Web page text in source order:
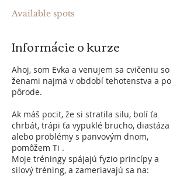
Available spots
Informácie o kurze
Ahoj, som Evka a venujem sa cvičeniu so
ženami najmä v období tehotenstva a po
pôrode.
Ak máš pocit, že si stratila silu, bolí ťa
chrbát, trápi ťa vypuklé brucho, diastáza
alebo problémy s panvovým dnom,
pomôžem Ti .
Moje tréningy spájajú fyzio princípy a
silový tréning, a zameriavajú sa na: